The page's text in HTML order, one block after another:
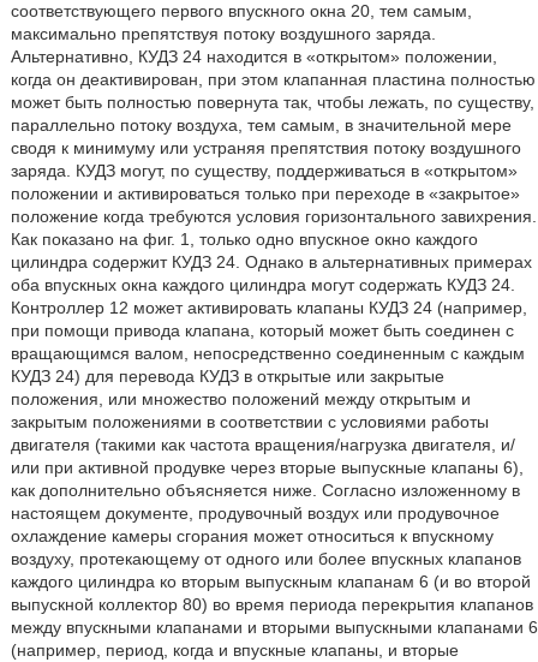
соответствующего первого впускного окна 20, тем самым,
максимально препятствуя потоку воздушного заряда.
Альтернативно, КУДЗ 24 находится в «открытом» положении,
когда он деактивирован, при этом клапанная пластина полностью
может быть полностью повернута так, чтобы лежать, по существу,
параллельно потоку воздуха, тем самым, в значительной мере
сводя к минимуму или устраняя препятствия потоку воздушного
заряда. КУДЗ могут, по существу, поддерживаться в «открытом»
положении и активироваться только при переходе в «закрытое»
положение когда требуются условия горизонтального завихрения.
Как показано на фиг. 1, только одно впускное окно каждого
цилиндра содержит КУДЗ 24. Однако в альтернативных примерах
оба впускных окна каждого цилиндра могут содержать КУДЗ 24.
Контроллер 12 может активировать клапаны КУДЗ 24 (например,
при помощи привода клапана, который может быть соединен с
вращающимся валом, непосредственно соединенным с каждым
КУДЗ 24) для перевода КУДЗ в открытые или закрытые
положения, или множество положений между открытым и
закрытым положениями в соответствии с условиями работы
двигателя (такими как частота вращения/нагрузка двигателя, и/
или при активной продувке через вторые выпускные клапаны 6),
как дополнительно объясняется ниже. Согласно изложенному в
настоящем документе, продувочный воздух или продувочное
охлаждение камеры сгорания может относиться к впускному
воздуху, протекающему от одного или более впускных клапанов
каждого цилиндра ко вторым выпускным клапанам 6 (и во второй
выпускной коллектор 80) во время периода перекрытия клапанов
между впускными клапанами и вторыми выпускными клапанами 6
(например, период, когда и впускные клапаны, и вторые